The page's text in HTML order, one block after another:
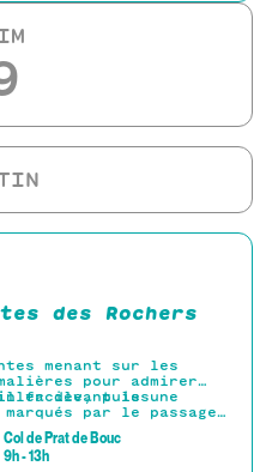
des Rochers
menant sur les
pour admirer
devant les
facile, puis une
par le passage
pour observer
le cirque.
Col de Prat de Bouc
9h - 13h